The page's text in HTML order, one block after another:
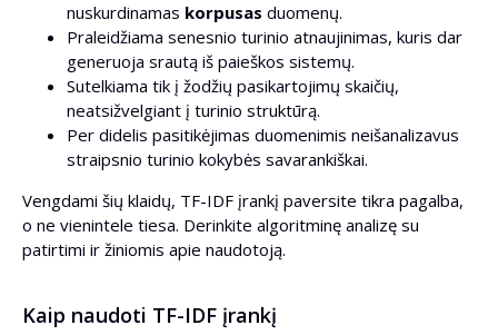
nuskurdinamas korpusas duomenų.
Praleidžiama senesnio turinio atnaujinimas, kuris dar
generuoja srautą iš paieškos sistemų.
Sutelkiama tik į žodžių pasikartojimų skaičių,
neatsižvelgiant į turinio struktūrą.
Per didelis pasitikėjimas duomenimis neišanalizavus
straipsnio turinio kokybės savarankiškai.
Vengdami šių klaidų, TF-IDF įrankį paversite tikra pagalba,
o ne vienintele tiesa. Derinkite algoritminę analizę su
patirtimi ir žiniomis apie naudotoją.
Kaip naudoti TF-IDF įrankį